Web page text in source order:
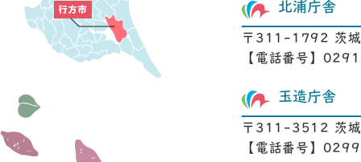
北浦庁舎
〒311-1792 茨
【電話番号】
玉造庁舎
〒311-3512 茨城
【電話番号】